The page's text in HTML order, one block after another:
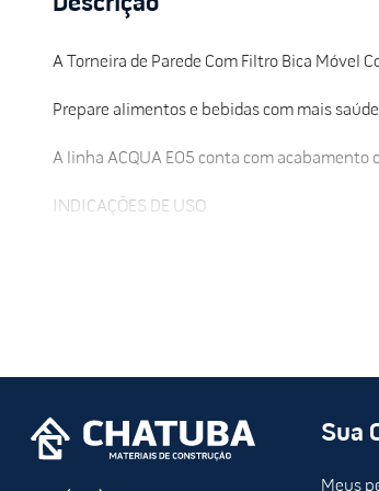
A Torneira de Parede Com Filtro Bica Móvel
Prepare alimentos e bebidas com mais
A linha ACQUA E05 conta com acabamento
INDICAÇÕES DE USO
Recomendado para instalação na pia,
Vazão máx. recomendada - 40 L/H
Temperatura - 4°C a 38°C
Vol. interno do aparelho p/ ens. extraíveis -
Sua
Meus